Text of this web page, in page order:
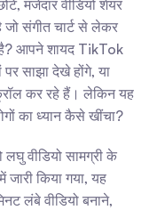
मजेदार वीडियो शेयर
संगीत चार्ट से लेकर
है? आपने शायद TikTok
साझा देखे होंगे, या
कर रहे हैं। लेकिन यह
का ध्यान कैसे खींचा?
वीडियो सामग्री के
किया गया, यह
लंबे वीडियो बनाने,